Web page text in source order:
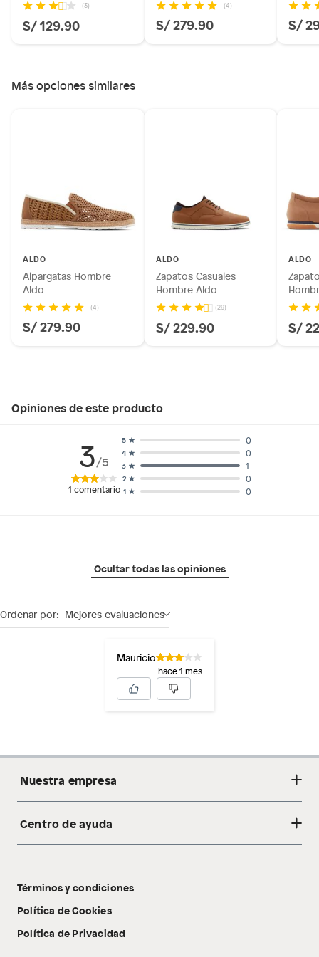
(3)
S/ 129.90
(4)
S/ 279.90 S/
Más opciones similares
ALDO
Alpargatas Hombre
Aldo
(4)
S/ 279.90
ALDO
Zapatos Casuales
Hombre Aldo
(29)
S/ 229.90
ALDO
S/
Opiniones de este producto
3/5
1 comentario 1 0
2 0
3 1
4 0
5 0
Ocultar todas las opiniones
Ordenar por: Mejores evaluaciones
Mauricio
hace 1 mes
Nuestra empresa
Acerca de nosotros
Tecnología Pillow Walk
Centro de ayuda
Libro de reclamaciones
Términos y condiciones
Política de Cookies
Política de Privacidad